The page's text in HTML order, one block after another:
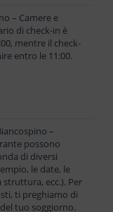
– Camere e
di check-in è
mentre il check-
entro le 11:00.
–
possono
di diversi
le date, le
ecc.). Per
ti preghiamo di
tuo soggiorno.